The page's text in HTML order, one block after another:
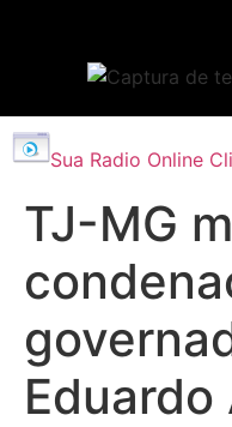
Sua Radio Online
TJ-MG